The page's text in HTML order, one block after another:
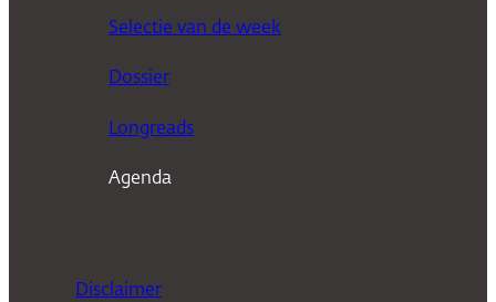
Selectie van de week
Dossier
Longreads
Agenda
Disclaimer